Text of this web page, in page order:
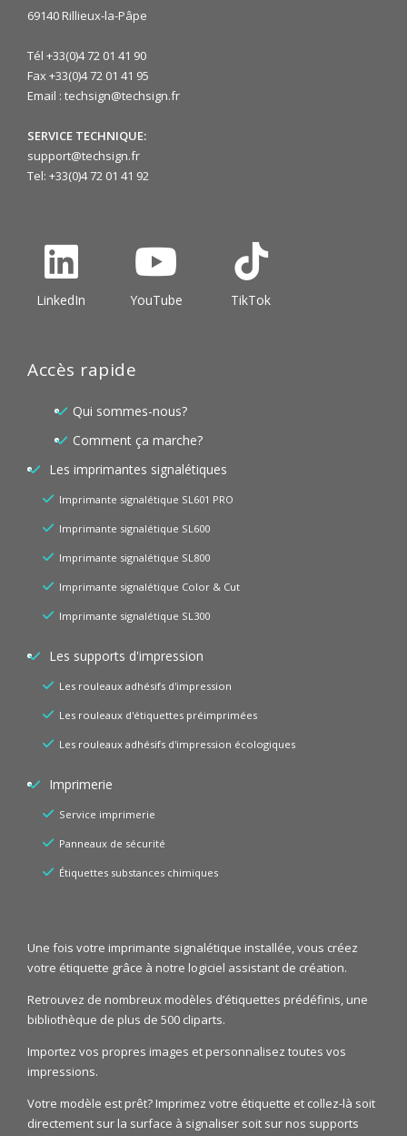
69140 Rillieux-la-Pâpe
Tél +33(0)4 72 01 41 90
Fax +33(0)4 72 01 41 95
Email : techsign@techsign.fr
SERVICE TECHNIQUE:
support@techsign.fr
Tel: +33(0)4 72 01 41 92
LinkedIn YouTube TikTok
Accès rapide
Qui sommes-nous?
Comment ça marche?
Les imprimantes signalétiques
Imprimante signalétique SL601 PRO
Imprimante signalétique SL600
Imprimante signalétique SL800
Imprimante signalétique Color & Cut
Imprimante signalétique SL300
Les supports d'impression
Les rouleaux adhésifs d'impression
Les rouleaux d'étiquettes préimprimées
Les rouleaux adhésifs d'impression écologiques
Imprimerie
Service imprimerie
Panneaux de sécurité
Étiquettes substances chimiques
Une fois votre imprimante signalétique installée, vous créez
votre étiquette grâce à notre logiciel assistant de création.
Retrouvez de nombreux modèles d’étiquettes prédéfinis, une
bibliothèque de plus de 500 cliparts.
Importez vos propres images et personnalisez toutes vos
impressions.
Votre modèle est prêt? Imprimez votre étiquette et collez-là soit
directement sur la surface à signaliser soit sur nos supports